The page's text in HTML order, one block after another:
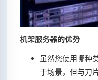
机架服务器的优势
虽然您使用哪种
于场景，但与刀